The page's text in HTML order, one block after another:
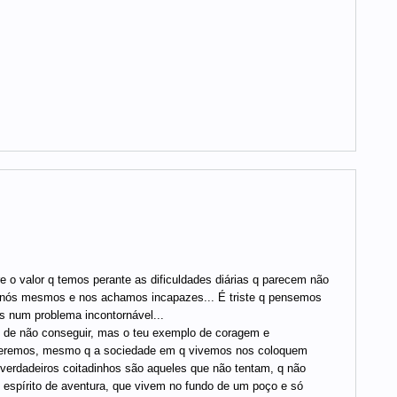
o valor q temos perante as dificuldades diárias q parecem não
mesmos e nos achamos incapazes... É triste q pensemos
problema incontornável...
não conseguir, mas o teu exemplo de coragem e
mesmo q a sociedade em q vivemos nos coloquem
coitadinhos são aqueles que não tentam, q não
de aventura, que vivem no fundo de um poço e só